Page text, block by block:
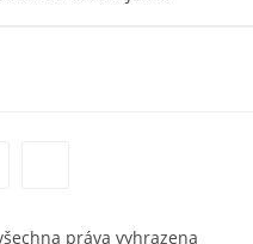
práva vyhrazena